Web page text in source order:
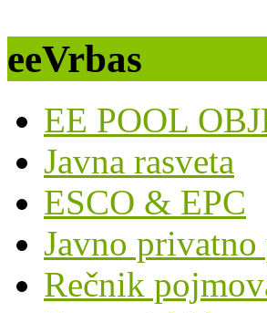
eeVrbas
EE POOL
Javna rasveta
ESCO & EPC
Javno privatno
Rečnik